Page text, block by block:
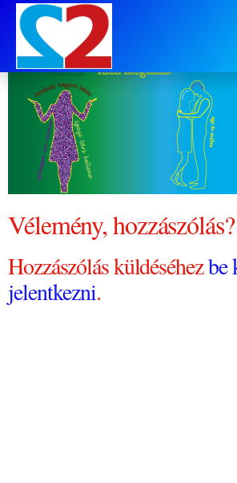
iden-megtalal
Vélemény, hozzászólás?
Hozzászólás küldéséhezbe
jelentkezni.